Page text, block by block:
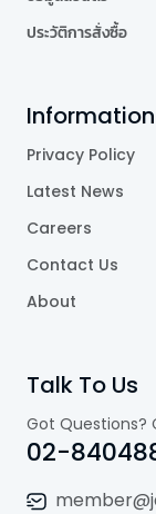
ประวัติการสั่งซื้อ
Information
Privacy Policy
Latest News
Careers
Contact Us
About
Talk To Us
Got Questions?
02-